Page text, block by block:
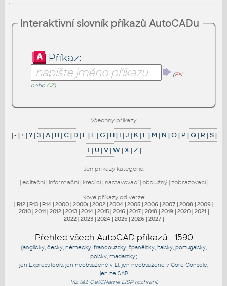
Interaktivní slovník příkazů AutoCADu
Příkaz:
(EN
nebo CZ)
Všechny příkazy:
|- |+|?|3 |A| B|C| D| E| F |G| H| I |J | K| L | M | N |O| P |Q| R |S|
T| U|V|W|X |Z |
Jen příkazy kategorie:
| editační| informační| kreslicí| nastavovací| obslužný| zobrazovací|
Nové příkazy od verze:
| R12 | R13 | R14 | 2000 | 2000i | 2002 | 2004 | 2005 | 2006 | 2007 | 2008 | 2009 |
2010 | 2011 | 2012 | 2013 | 2014 | 2015 | 2016 | 2017 | 2018 | 2019 | 2020 | 2021 |
2022 | 2023 | 2024 | 2025 | 2026 | 2027 |
Přehled všech AutoCAD příkazů - 1590
(anglicky, česky, německy, francouzsky, španělsky, italsky, portugalsky,
polsky, maďarsky)
jen ExpressTools , jen neobsažené v LT, jen neobsažené v Core Console
jen ze SAP
Viz též GetCNameLISP rozhraní.